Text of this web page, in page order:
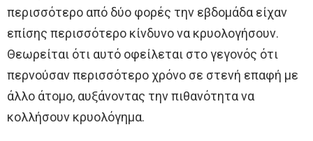
περισσότερο από δύο φορές την εβδομάδα είχαν
επίσης περισσότερο κίνδυνο να κρυολογήσουν.
Θεωρείται ότι αυτό οφείλεται στο γεγονός ότι
περνούσαν περισσότερο χρόνο σε στενή επαφή με
άλλο άτομο, αυξάνοντας την πιθανότητα να
κολλήσουν κρυολόγημα.